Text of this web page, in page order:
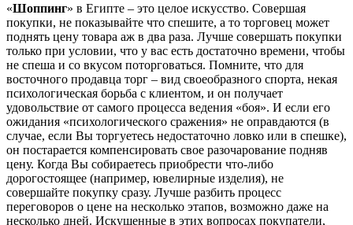
«Шоппинг» в Египте – это целое искусство. Совершая
покупки, не показывайте что спешите, а то торговец может
поднять цену товара аж в два раза. Лучше совершать покупки
только при условии, что у вас есть достаточно времени, чтобы
не спеша и со вкусом поторговаться. Помните, что для
восточного продавца торг – вид своеобразного спорта, некая
психологическая борьба с клиентом, и он получает
удовольствие от самого процесса ведения «боя». И если его
ожидания «психологического сражения» не оправдаются (в
случае, если Вы торгуетесь недостаточно ловко или в спешке),
он постарается компенсировать свое разочарование подняв
цену. Когда Вы собираетесь приобрести что-либо
дорогостоящее (например, ювелирные изделия), не
совершайте покупку сразу. Лучше разбить процесс
переговоров о цене на несколько этапов, возможно даже на
несколько дней. Искушенные в этих вопросах покупатели,